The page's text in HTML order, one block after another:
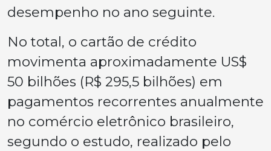
desempenho no ano seguinte.
No total, o cartão de crédito
movimenta aproximadamente US$
50 bilhões (R$ 295,5 bilhões) em
pagamentos recorrentes anualmente
no comércio eletrônico brasileiro,
segundo o estudo, realizado pelo